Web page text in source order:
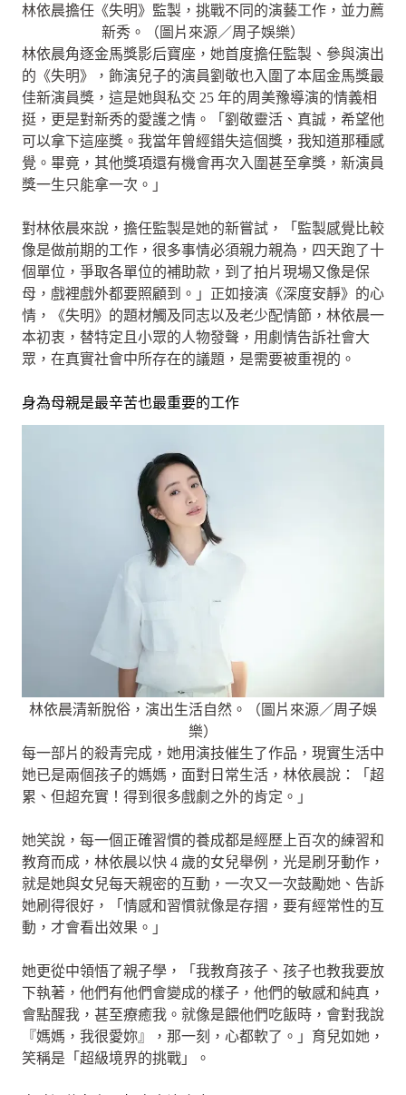
林依晨擔任《失明》監製，挑戰不同的演藝工作，並力薦
新秀。（圖片來源／周子娛樂）
林依晨角逐金馬獎影后寶座，她首度擔任監製、參與演出
的《失明》，飾演兒子的演員劉敬也入圍了本屆金馬獎最
佳新演員獎，這是她與私交 25 年的周美豫導演的情義相
挺，更是對新秀的愛護之情。「劉敬靈活、真誠，希望他
可以拿下這座獎。我當年曾經錯失這個獎，我知道那種感
覺。畢竟，其他獎項還有機會再次入圍甚至拿獎，新演員
獎一生只能拿一次。」
對林依晨來說，擔任監製是她的新嘗試，「監製感覺比較
像是做前期的工作，很多事情必須親力親為，四天跑了十
個單位，爭取各單位的補助款，到了拍片現場又像是保
母，戲裡戲外都要照顧到。」正如接演《深度安靜》的心
情，《失明》的題材觸及同志以及老少配情節，林依晨一
本初衷，替特定且小眾的人物發聲，用劇情告訴社會大
眾，在真實社會中所存在的議題，是需要被重視的。
身為母親是最辛苦也最重要的工作
林依晨清新脫俗，演出生活自然。（圖片來源／周子娛
樂）
每一部片的殺青完成，她用演技催生了作品，現實生活中
她已是兩個孩子的媽媽，面對日常生活，林依晨說：「超
累、但超充實！得到很多戲劇之外的肯定。」
她笑說，每一個正確習慣的養成都是經歷上百次的練習和
教育而成，林依晨以快 4 歲的女兒舉例，光是刷牙動作，
就是她與女兒每天親密的互動，一次又一次鼓勵她、告訴
她刷得很好，「情感和習慣就像是存摺，要有經常性的互
動，才會看出效果。」
她更從中領悟了親子學，「我教育孩子、孩子也教我要放
下執著，他們有他們會變成的樣子，他們的敏感和純真，
會點醒我，甚至療癒我。就像是餵他們吃飯時，會對我說
『媽媽，我很愛妳』，那一刻，心都軟了。」育兒如她，
笑稱是「超級境界的挑戰」。